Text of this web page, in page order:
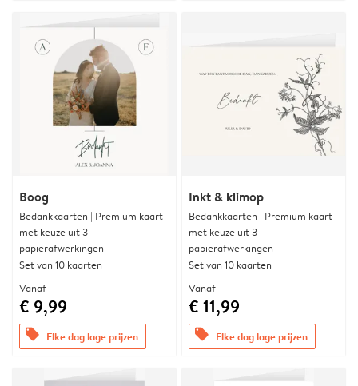
Boog
Bedankkaarten | Premium kaart
met keuze uit 3
papierafwerkingen
Set van 10 kaarten
Vanaf
€ 9,99
offers Elke dag lage prijzen
Inkt & klimop
Bedankkaarten | Premium kaart
met keuze uit 3
papierafwerkingen
Set van 10 kaarten
Vanaf
€ 11,99
offers Elke dag lage prijzen